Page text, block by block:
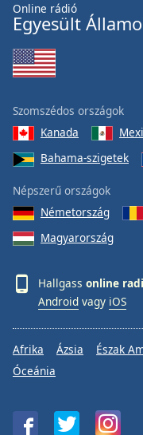
Online rádió
Egyesült
Szomszédos országok
Kanada
Bahama-szigetek
Népszerű országok
Németország
Magyarország
Hallgass online
Android vagy iOS
Afrika Ázsia Észak
Óceánia